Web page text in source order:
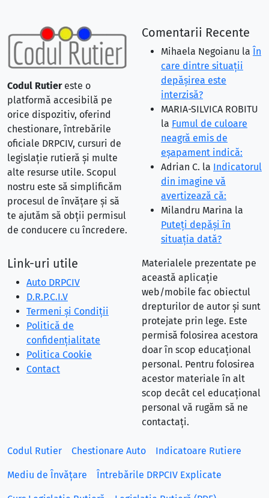
Codul Rutiereste o
platformă accesibilă pe
orice dispozitiv, oferind
chestionare, întrebările
oficiale DRPCIV, cursuri de
legislație rutieră și multe
alte resurse utile. Scopul
nostru este să simplificăm
procesul de învățare și să
te ajutăm să obții permisul
de conducere cu încredere.
Comentarii Recente
Mihaela Negoianu la În
care dintre situaţii
depăşirea este
interzisă?
MARIA-SILVICA ROBITU
la Fumul de culoare
neagră emis de
eşapament indică:
Adrian C. la Indicatorul
din imagine vă
avertizează că:
Milandru Marina la
Puteţi depăşi în
situaţia dată?
Link-uri utile
Auto DRPCIV
D.R.P.C.I.V
Termeni și Condiții
Politică de
confidențialitate
Politica Cookie
Contact
Materialele prezentate pe
această aplicație
web/mobile fac obiectul
drepturilor de autor și sunt
protejate prin lege. Este
permisă folosirea acestora
doar în scop educațional
personal. Pentru folosirea
acestor materiale în alt
scop decât cel educațional
personal vă rugăm să ne
contactați.
Codul Rutier Chestionare Auto Indicatoare Rutiere
Mediu de Învățare Întrebările DRPCIV Explicate